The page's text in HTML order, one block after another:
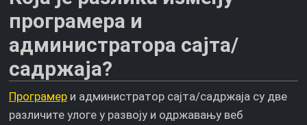
програмера и
администратора сајта/
садржаја?
Програмери администратор сајта/садржаја су две
различите улоге у развоју и одржавању веб